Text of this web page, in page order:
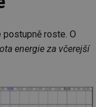
postupně roste. O
energie za včerejší